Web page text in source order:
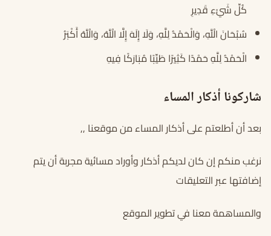
كُلِّ شَيْءِ قَدِيرِ
سُبْحَانَ الْلَّهِ، وَالْحَمْدُ لِلَّهِ، وَلَا إِلَهَ إِلَّا الْلَّهُ، وَالْلَّهُ أَكْبَرُ
الْحَمْدُ لِلَّهِ حَمْدًا كَثِيرًا طَيِّبًا مُبَارَكًا فِيهِ
شاركونا أذكار المساء
بعد أن أطلعتم على أذكار المساء من موقعنا ,,
نرغب منكم إن كان لديكم أذكار وأوراد مسائية مجربة أن يتم
إضافتها عبر التعليقات
والمساهمة معنا في تطوير الموقع